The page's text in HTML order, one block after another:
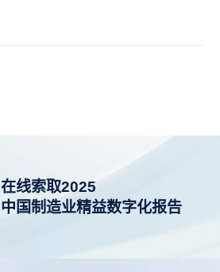
在线索取2025
中国制造业精益数字化报告